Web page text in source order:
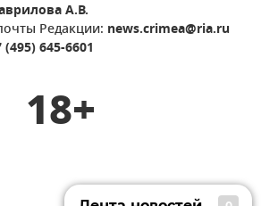
А.В.
Редакции: news.crimea@ria.ru
(495) 645-6601
18+